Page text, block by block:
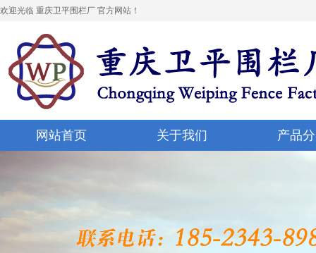
欢迎光临 重庆卫平围栏厂 官方网站！
网站首页 关于我们 产品